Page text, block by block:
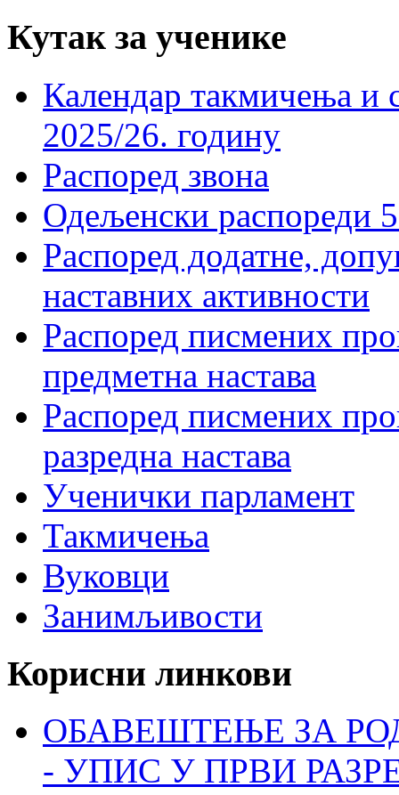
Кутак за ученике
Календар такмичења
2025/26. годину
Распоред звона
Одељенски распореди
Распоред додатне,
наставних активности
Распоред писмених
предметна настава
Распоред писмених
разредна настава
Ученички парламент
Такмичења
Вуковци
Занимљивости
Корисни линкови
ОБАВЕШТЕЊЕ ЗА
- УПИС У ПРВИ